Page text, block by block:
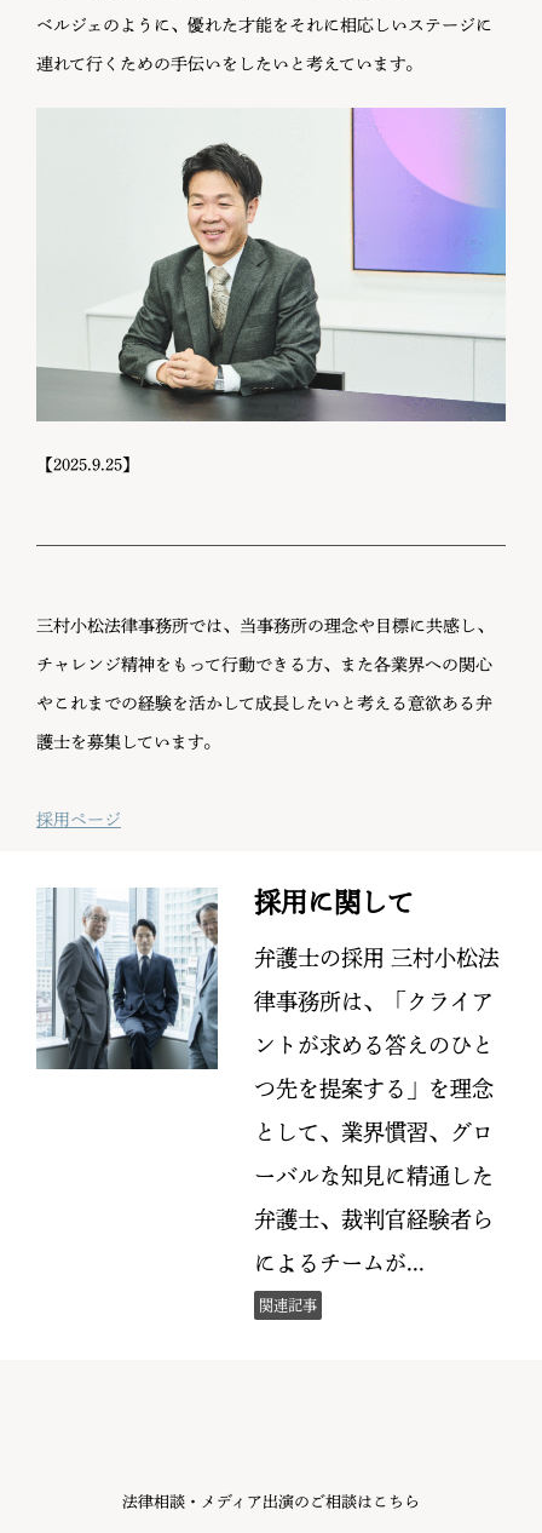
ベルジェのように、優れた才能をそれに相応しいステージに
連れて行くための手伝いをしたいと考えています。
【2025.9.25】
三村小松法律事務所では、当事務所の理念や目標に共感し、
チャレンジ精神をもって行動できる方、また各業界への関心
やこれまでの経験を活かして成長したいと考える意欲ある弁
護士を募集しています。
採用ページ
法律相談・メディア出演のご相談はこちら